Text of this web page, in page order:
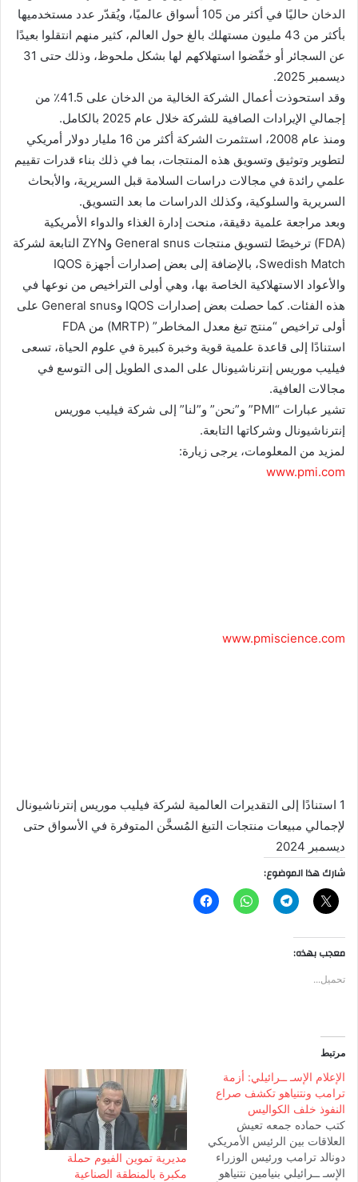
الدخان حاليًا في أكثر من 105 أسواق عالميًا، ويُقدّر عدد مستخدميها
بأكثر من 43 مليون مستهلك بالغ حول العالم، كثير منهم انتقلوا بعيدًا
عن السجائر أو خفّضوا استهلاكهم لها بشكل ملحوظ، وذلك حتى 31
ديسمبر 2025.
وقد استحوذت أعمال الشركة الخالية من الدخان على 41.5٪ من
إجمالي الإيرادات الصافية للشركة خلال عام 2025 بالكامل.
ومنذ عام 2008، استثمرت الشركة أكثر من 16 مليار دولار أمريكي
لتطوير وتوثيق وتسويق هذه المنتجات، بما في ذلك بناء قدرات تقييم
علمي رائدة في مجالات دراسات السلامة قبل السريرية، والأبحاث
السريرية والسلوكية، وكذلك الدراسات ما بعد التسويق.
وبعد مراجعة علمية دقيقة، منحت إدارة الغذاء والدواء الأمريكية
(FDA) ترخيصًا لتسويق منتجات General snus وZYN التابعة لشركة
Swedish Match، بالإضافة إلى بعض إصدارات أجهزة IQOS
والأعواد الاستهلاكية الخاصة بها، وهي أولى التراخيص من نوعها في
هذه الفئات. كما حصلت بعض إصدارات IQOS وGeneral snus على
أولى تراخيص “منتج تبغ معدل المخاطر” (MRTP) من FDA
استنادًا إلى قاعدة علمية قوية وخبرة كبيرة في علوم الحياة، تسعى
فيليب موريس إنترناشيونال على المدى الطويل إلى التوسع في
مجالات العافية.
تشير عبارات “PMI” و”نحن” و”لنا” إلى شركة فيليب موريس
إنترناشيونال وشركاتها التابعة.
لمزيد من المعلومات، يرجى زيارة:
www.pmi.com
www.pmiscience.com
1 استنادًا إلى التقديرات العالمية لشركة فيليب موريس إنترناشيونال
لإجمالي مبيعات منتجات التبغ المُسخَّن المتوفرة في الأسواق حتى
ديسمبر 2024
شارك هذا الموضوع:
معجب بهذه:
تحميل...
مرتبط
الإعلام الإسـ ــرائيلي: أزمة
ترامب ونتنياهو تكشف صراع
النفوذ خلف الكواليس
كتب حماده جمعه تعيش
العلاقات بين الرئيس الأمريكي
دونالد ترامب ورئيس الوزراء
الإسـ ــرائيلي بنيامين نتنياهو
مديرية تموين الفيوم حملة
مكبرة بالمنطقة الصناعية